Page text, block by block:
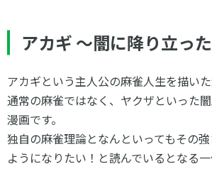
アカギ ～闇に降り立っ
アカギという主人公の麻雀人生を描いた
通常の麻雀ではなく、ヤクザといった
漫画です。
独自の麻雀理論となんといってもその
ようになりたい！と読んでいるとなる一